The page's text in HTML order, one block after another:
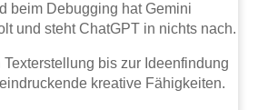
beim Debugging hat Gemini
und steht ChatGPT in nichts nach.
Texterstellung bis zur Ideenfindung
kreative Fähigkeiten.